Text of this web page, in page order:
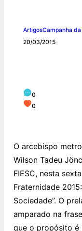
ArtigosCampanha
20/03/2015
0
0
O arcebispo
Wilson Tadeu
FIESC, nesta
Fraternidade
Sociedade”. O
amparado na
que o propósito é